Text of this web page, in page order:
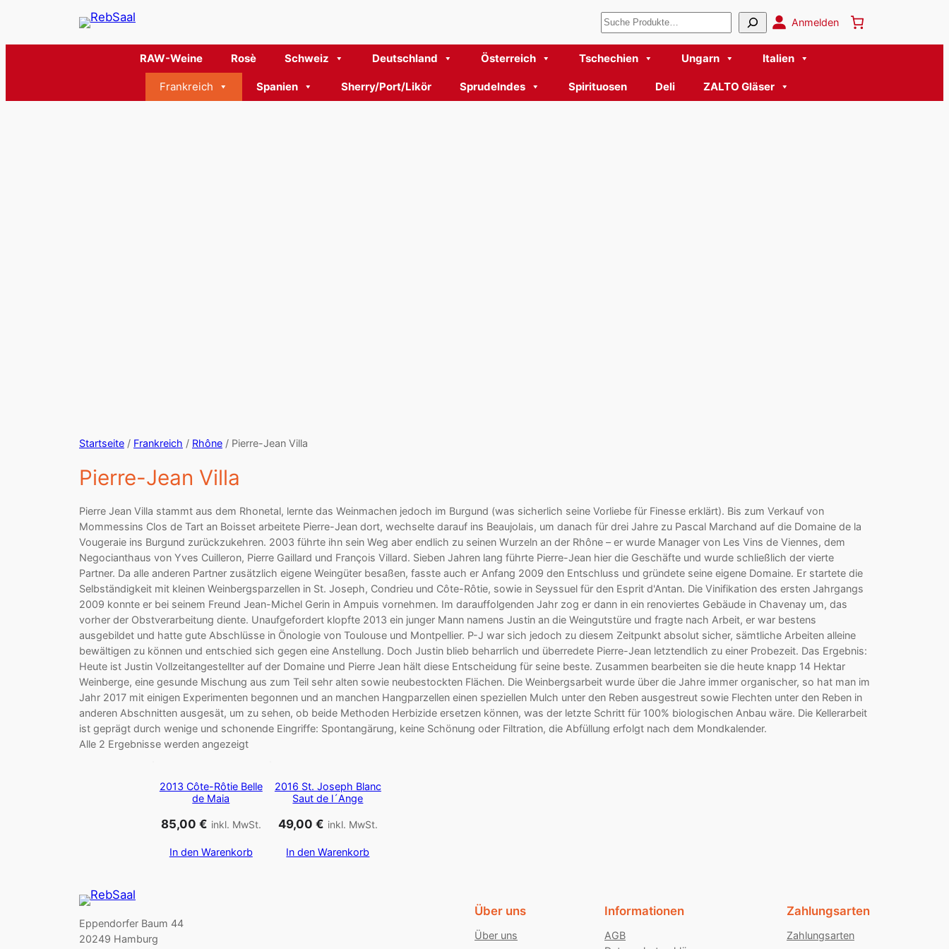
Suchen Anmelden
RAW-Weine Rosè Schweiz Deutschland Österreich Tschechien Ungarn Italien
Frankreich Spanien Sherry/Port/Likör Sprudelndes Spirituosen Deli ZALTO Gläser
Startseite / Frankreich / Rhône / Pierre-Jean Villa
Pierre-Jean Villa
Pierre Jean Villa stammt aus dem Rhonetal, lernte das Weinmachen jedoch im Burgund (was sicherlich seine Vorliebe für Finesse erklärt). Bis zum Verkauf von
Mommessins Clos de Tart an Boisset arbeitete Pierre-Jean dort, wechselte darauf ins Beaujolais, um danach für drei Jahre zu Pascal Marchand auf die Domaine de la
Vougeraie ins Burgund zurückzukehren. 2003 führte ihn sein Weg aber endlich zu seinen Wurzeln an der Rhône – er wurde Manager von Les Vins de Viennes, dem
Negocianthaus von Yves Cuilleron, Pierre Gaillard und François Villard. Sieben Jahren lang führte Pierre-Jean hier die Geschäfte und wurde schließlich der vierte
Partner. Da alle anderen Partner zusätzlich eigene Weingüter besaßen, fasste auch er Anfang 2009 den Entschluss und gründete seine eigene Domaine. Er startete die
Selbständigkeit mit kleinen Weinbergsparzellen in St. Joseph, Condrieu und Côte-Rôtie, sowie in Seyssuel für den Esprit d'Antan. Die Vinifikation des ersten Jahrgangs
2009 konnte er bei seinem Freund Jean-Michel Gerin in Ampuis vornehmen. Im darauffolgenden Jahr zog er dann in ein renoviertes Gebäude in Chavenay um, das
vorher der Obstverarbeitung diente. Unaufgefordert klopfte 2013 ein junger Mann namens Justin an die Weingutstüre und fragte nach Arbeit, er war bestens
ausgebildet und hatte gute Abschlüsse in Önologie von Toulouse und Montpellier. P-J war sich jedoch zu diesem Zeitpunkt absolut sicher, sämtliche Arbeiten alleine
bewältigen zu können und entschied sich gegen eine Anstellung. Doch Justin blieb beharrlich und überredete Pierre-Jean letztendlich zu einer Probezeit. Das Ergebnis:
Heute ist Justin Vollzeitangestellter auf der Domaine und Pierre Jean hält diese Entscheidung für seine beste. Zusammen bearbeiten sie die heute knapp 14 Hektar
Weinberge, eine gesunde Mischung aus zum Teil sehr alten sowie neubestockten Flächen. Die Weinbergsarbeit wurde über die Jahre immer organischer, so hat man im
Jahr 2017 mit einigen Experimenten begonnen und an manchen Hangparzellen einen speziellen Mulch unter den Reben ausgestreut sowie Flechten unter den Reben in
anderen Abschnitten ausgesät, um zu sehen, ob beide Methoden Herbizide ersetzen können, was der letzte Schritt für 100% biologischen Anbau wäre. Die Kellerarbeit
ist geprägt durch wenige und schonende Eingriffe: Spontangärung, keine Schönung oder Filtration, die Abfüllung erfolgt nach dem Mondkalender.
Alle 2 Ergebnisse werden angezeigt
2013 Côte-Rôtie Belle
de Maia
85,00 € inkl. MwSt.
In den Warenkorb
2016 St. Joseph Blanc
Saut de l´Ange
49,00 € inkl. MwSt.
In den Warenkorb
Eppendorfer Baum 44
20249 Hamburg
Über uns
Über uns
Informationen
AGB
Zahlungsarten
Zahlungsarten